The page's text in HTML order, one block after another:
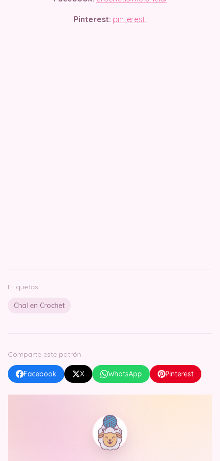
Pinterest: pinterest.
Etiquetas
Chal en Crochet
Comparte este patrón
Facebook X WhatsApp Pinterest